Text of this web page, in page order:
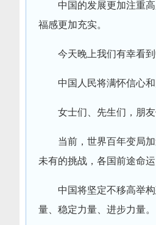
中国的发展更加注重
福感更加充实。
今天晚上我们有幸看
中国人民将满怀信心
女士们、先生们，朋友
当前，世界百年变局
未有的挑战，各国前途命运
中国将坚定不移高举
量、稳定力量、进步力量。